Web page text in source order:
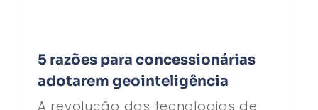
5 razões para concessionárias
adotarem geointeligência
A revolução das tecnologias de